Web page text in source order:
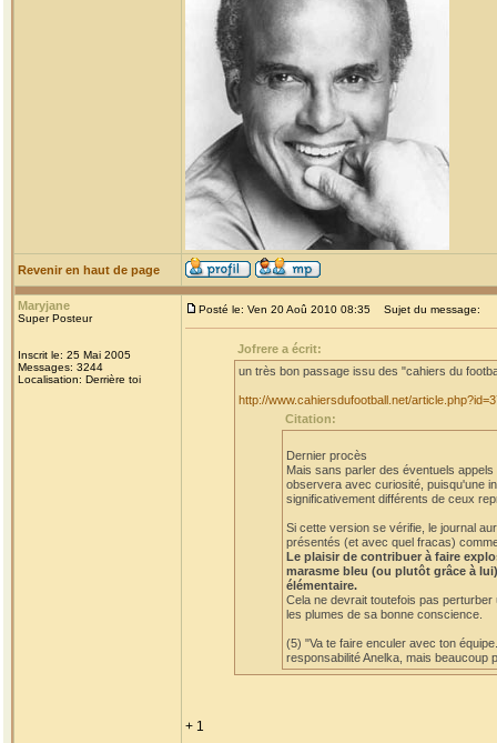
Revenir en haut de page
Maryjane
Super Posteur
Inscrit le: 25 Mai 2005
Messages: 3244
Localisation: Derrière toi
Posté le: Ven 20 Aoû 2010 08:35 Sujet du message:
Jofrere a écrit:
un très bon passage issu des "cahiers du
http://www.cahiersdufootball.net/
Citation:
Dernier procès
Mais sans parler des éventuels
observera avec curiosité, puisqu'une
significativement différents de ceux
Si cette version se vérifie, le journal
présentés (et avec quel fracas)
Le plaisir de contribuer à faire
marasme bleu (ou plutôt grâce à
élémentaire.
Cela ne devrait toutefois pas
les plumes de sa bonne conscience.
(5) "Va te faire enculer avec ton
responsabilité Anelka, mais beaucoup
+ 1